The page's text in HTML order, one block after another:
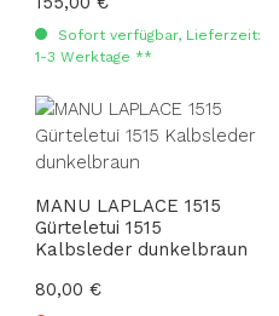
Sofort verfügbar, Lieferzeit:
1-3 Werktage **
MANU LAPLACE 1515
Gürteletui 1515
Kalbsleder dunkelbraun
Regulärer Preis:
80,00 €